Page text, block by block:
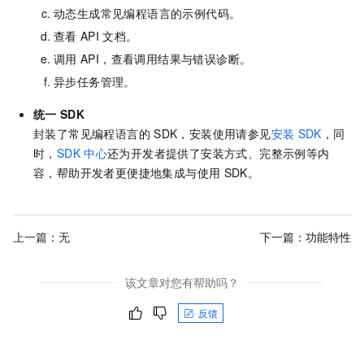
动态生成常见编程语言的示例代码。
查看 API 文档。
调用 API，查看调用结果与错误诊断。
异步任务管理。
统一 SDK
封装了常见编程语言的 SDK，安装使用请参见安装 SDK ，同
时， SDK 中心还为开发者提供了安装方式、完整示例等内
容，帮助开发者更便捷地集成与使用 SDK。
上一篇：无 下一篇： 功能特性
该文章对您有帮助吗？
反馈